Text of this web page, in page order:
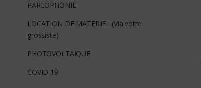
PARLOPHONIE
LOCATION DE MATERIEL (Via votre
grossiste)
PHOTOVOLTAÏQUE
COVID 19